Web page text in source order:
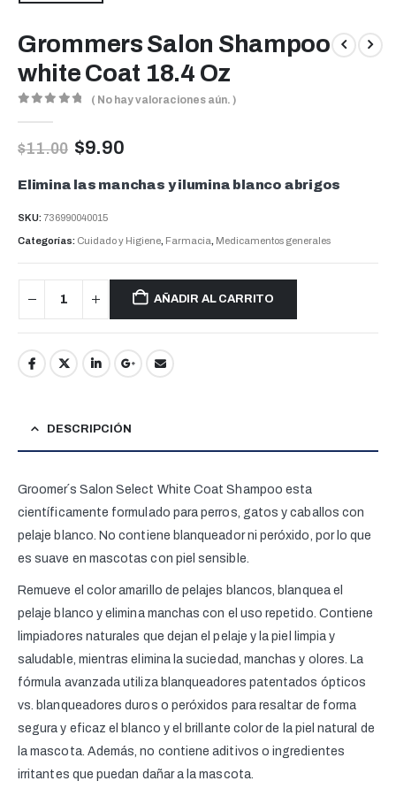
Grommers Salon Shampoo
white Coat 18.4 Oz
( No hay valoraciones aún. )
$11.00 $9.90
Elimina las manchas y ilumina blanco abrigos
SKU:736990040015
Categorías: Cuidado y Higiene, Farmacia, Medicamentos generales
AÑADIR AL CARRITO
DESCRIPCIÓN
Groomer´s Salon Select White Coat Shampoo esta
científicamente formulado para perros, gatos y caballos con
pelaje blanco. No contiene blanqueador ni peróxido, por lo que
es suave en mascotas con piel sensible.
Remueve el color amarillo de pelajes blancos, blanquea el
pelaje blanco y elimina manchas con el uso repetido. Contiene
limpiadores naturales que dejan el pelaje y la piel limpia y
saludable, mientras elimina la suciedad, manchas y olores. La
fórmula avanzada utiliza blanqueadores patentados ópticos
vs. blanqueadores duros o peróxidos para resaltar de forma
segura y eficaz el blanco y el brillante color de la piel natural de
la mascota. Además, no contiene aditivos o ingredientes
irritantes que puedan dañar a la mascota.